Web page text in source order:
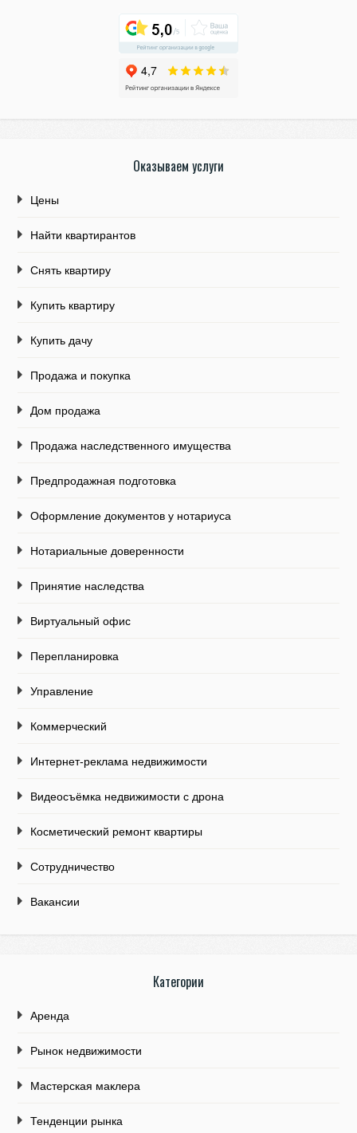
Оказываем услуги
Цены
Найти квартирантов
Снять квартиру
Купить квартиру
Купить дачу
Продажа и покупка
Дом продажа
Продажа наследственного имущества
Предпродажная подготовка
Оформление документов у нотариуса
Нотариальные доверенности
Принятие наследства
Виртуальный офис
Перепланировка
Управление
Коммерческий
Интернет-реклама недвижимости
Видеосъёмка недвижимости с дрона
Косметический ремонт квартиры
Сотрудничество
Вакансии
Категории
Аренда
Рынок недвижимости
Мастерская маклера
Тенденции рынка